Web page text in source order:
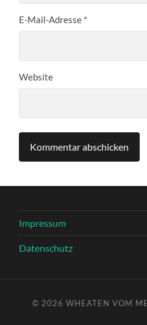
E-Mail-Adresse *
Website
Impressum
Datenschutz
© 2026WHEATEN VOM